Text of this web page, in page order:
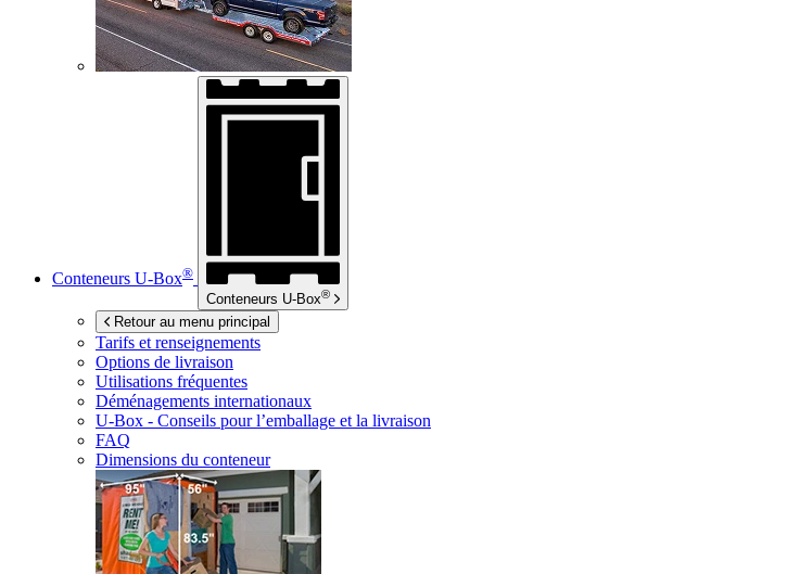
Conteneurs U-Box®
Conteneurs U-Box®
Retour au menu principal
Tarifs et renseignements
Options de livraison
Utilisations fréquentes
Déménagements internationaux
U-Box - Conseils pour l’emballage et la livraison
FAQ
Dimensions du conteneur